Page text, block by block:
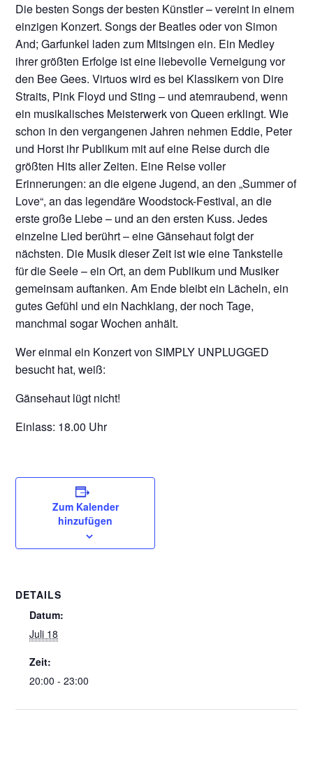
Die besten Songs der besten Künstler – vereint in einem
einzigen Konzert. Songs der Beatles oder von Simon
And; Garfunkel laden zum Mitsingen ein. Ein Medley
ihrer größten Erfolge ist eine liebevolle Verneigung vor
den Bee Gees. Virtuos wird es bei Klassikern von Dire
Straits, Pink Floyd und Sting – und atemraubend, wenn
ein musikalisches Meisterwerk von Queen erklingt. Wie
schon in den vergangenen Jahren nehmen Eddie, Peter
und Horst ihr Publikum mit auf eine Reise durch die
größten Hits aller Zeiten. Eine Reise voller
Erinnerungen: an die eigene Jugend, an den „Summer of
Love“, an das legendäre Woodstock-Festival, an die
erste große Liebe – und an den ersten Kuss. Jedes
einzelne Lied berührt – eine Gänsehaut folgt der
nächsten. Die Musik dieser Zeit ist wie eine Tankstelle
für die Seele – ein Ort, an dem Publikum und Musiker
gemeinsam auftanken. Am Ende bleibt ein Lächeln, ein
gutes Gefühl und ein Nachklang, der noch Tage,
manchmal sogar Wochen anhält.
Wer einmal ein Konzert von SIMPLY UNPLUGGED
besucht hat, weiß:
Gänsehaut lügt nicht!
Einlass: 18.00 Uhr
Zum Kalender
hinzufügen
DETAILS
Datum:
Juli 18
Zeit:
20:00 - 23:00